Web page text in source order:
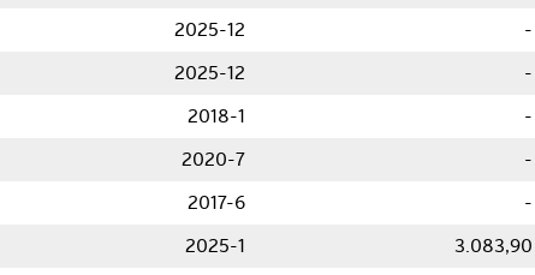
2025-12 -
2025-12 -
2018-1 -
2020-7 -
2017-6 -
2025-1 3.083,90